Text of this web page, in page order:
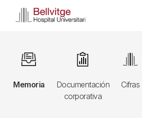
Navegació
principal
3r
Memoria
Image
Documentación
corporativa
Image
Cifras
Image